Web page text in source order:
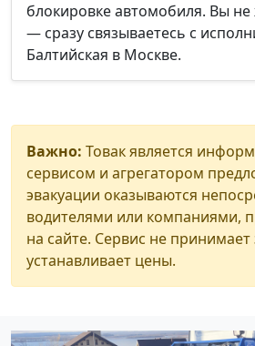
блокировке автомобиля. Вы
— сразу связываетесь с
Балтийская в Москве.
Важно: Товак является
сервисом и агрегатором
эвакуации оказываются
водителями или компаниями,
на сайте. Сервис не принимает
устанавливает цены.